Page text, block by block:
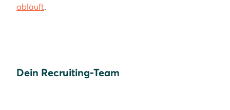
abläuft
Dein Recruiting-Team